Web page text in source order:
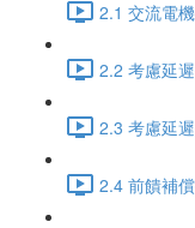
2.1 交流電
2.2 考慮延
2.3 考慮延
2.4 前饋補